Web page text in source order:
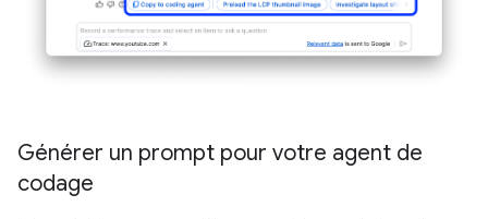
Générer un prompt pour votre agent de
codage